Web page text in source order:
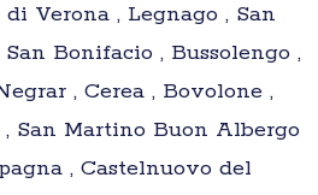
Verona , Legnago , San
Bonifacio , Bussolengo ,
, Cerea , Bovolone ,
San Martino Buon Albergo
, Castelnuovo del